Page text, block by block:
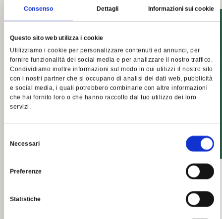
Consenso Dettagli Informazioni sui cookie
Questo sito web utilizza i cookie
Utilizziamo i cookie per personalizzare contenuti ed annunci, per
fornire funzionalità dei social media e per analizzare il nostro traffico.
Condividiamo inoltre informazioni sul modo in cui utilizzi il nostro sito
con i nostri partner che si occupano di analisi dei dati web, pubblicità
e social media, i quali potrebbero combinarle con altre informazioni
che hai fornito loro o che hanno raccolto dal tuo utilizzo dei loro
servizi.
delNecessari
Preferenze
Statistiche
"Veneto Food Excellence 2025"
27 OTTOBRE 2025